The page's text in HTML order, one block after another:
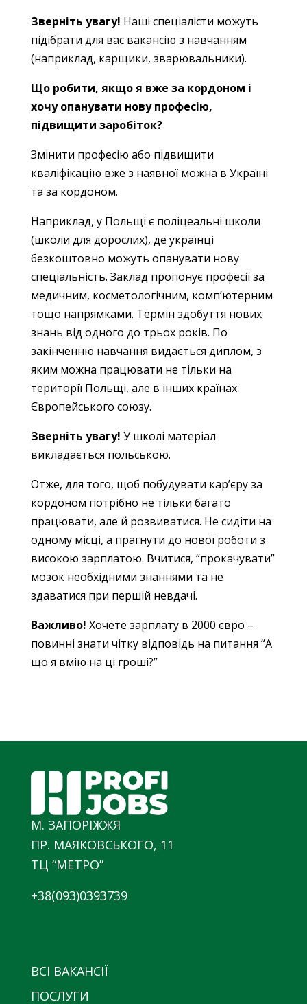
Зверніть увагу! Наші спеціалісти можуть
підібрати для вас вакансію з навчанням
(наприклад, карщики, зварювальники).
Що робити, якщо я вже за кордоном і
хочу опанувати нову професію,
підвищити заробіток?
Змінити професію або підвищити
кваліфікацію вже з наявної можна в Україні
та за кордоном.
Наприклад, у Польщі є поліцеальні школи
(школи для дорослих), де українці
безкоштовно можуть опанувати нову
спеціальність. Заклад пропонує професії за
медичним, косметологічним, комп’ютерним
тощо напрямками. Термін здобуття нових
знань від одного до трьох років. По
закінченню навчання видається диплом, з
яким можна працювати не тільки на
території Польщі, але в інших країнах
Європейського союзу.
Зверніть увагу! У школі матеріал
викладається польською.
Отже, для того, щоб побудувати кар’єру за
кордоном потрібно не тільки багато
працювати, але й розвиватися. Не сидіти на
одному місці, а прагнути до нової роботи з
високою зарплатою. Вчитися, “прокачувати”
мозок необхідними знаннями та не
здаватися при першій невдачі.
Важливо! Хочете зарплату в 2000 євро –
повинні знати чітку відповідь на питання “А
що я вмію на ці гроші?”
М. ЗАПОРІЖЖЯ
ПР. МАЯКОВСЬКОГО, 11
ТЦ “МЕТРО”
+38(093)0393739
ВСІ ВАКАНСІЇ
ПОСЛУГИ